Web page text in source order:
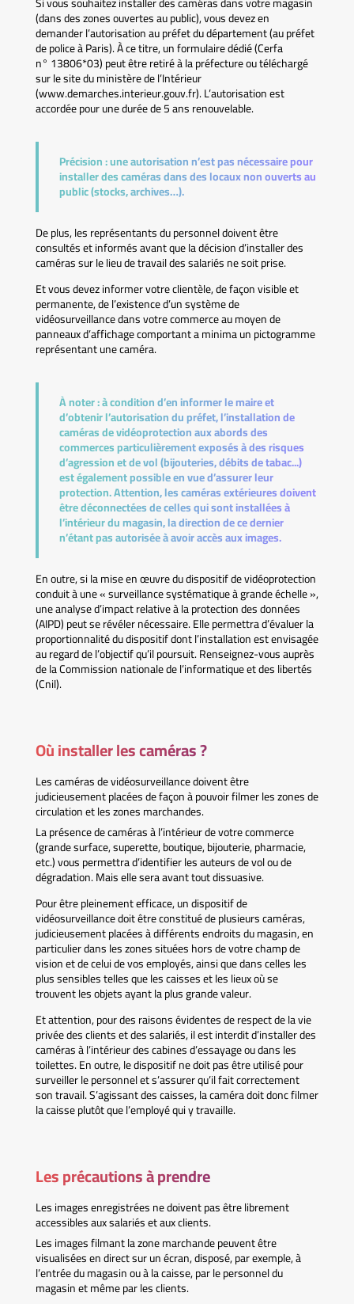
(dans des zones ouvertes au public), vous devez en
demander l’autorisation au préfet du département (au préfet
de police à Paris). À ce titre, un formulaire dédié (Cerfa
n° 13806*03) peut être retiré à la préfecture ou téléchargé
sur le site du ministère de l’Intérieur
(www.demarches.interieur.gouv.fr). L’autorisation est
accordée pour une durée de 5 ans renouvelable.
Précision :une autorisation n’est pas nécessaire pour
installer des caméras dans des locaux non ouverts au
public (stocks, archives…).
De plus, les représentants du personnel doivent être
consultés et informés avant que la décision d’installer des
caméras sur le lieu de travail des salariés ne soit prise.
Et vous devez informer votre clientèle, de façon visible et
permanente, de l’existence d’un système de
vidéosurveillance dans votre commerce au moyen de
panneaux d’affichage comportant a minima un pictogramme
représentant une caméra.
À noter :à condition d’en informer le maire et
d’obtenir l’autorisation du préfet, l’installation de
caméras de vidéoprotection aux abords des
commerces particulièrement exposés à des risques
d’agression et de vol (bijouteries, débits de tabac...)
est également possible en vue d’assurer leur
protection. Attention, les caméras extérieures doivent
être déconnectées de celles qui sont installées à
l’intérieur du magasin, la direction de ce dernier
n’étant pas autorisée à avoir accès aux images.
En outre, si la mise en œuvre du dispositif de vidéoprotection
conduit à une « surveillance systématique à grande échelle »,
une analyse d’impact relative à la protection des données
(AIPD) peut se révéler nécessaire. Elle permettra d’évaluer la
proportionnalité du dispositif dont l’installation est envisagée
au regard de l’objectif qu’il poursuit. Renseignez-vous auprès
de la Commission nationale de l’informatique et des libertés
(Cnil).
Où installer les caméras ?
Les caméras de vidéosurveillance doivent être
judicieusement placées de façon à pouvoir filmer les zones de
circulation et les zones marchandes.
La présence de caméras à l’intérieur de votre commerce
(grande surface, superette, boutique, bijouterie, pharmacie,
etc.) vous permettra d’identifier les auteurs de vol ou de
dégradation. Mais elle sera avant tout dissuasive.
Pour être pleinement efficace, un dispositif de
vidéosurveillance doit être constitué de plusieurs caméras,
judicieusement placées à différents endroits du magasin, en
particulier dans les zones situées hors de votre champ de
vision et de celui de vos employés, ainsi que dans celles les
plus sensibles telles que les caisses et les lieux où se
trouvent les objets ayant la plus grande valeur.
Et attention, pour des raisons évidentes de respect de la vie
privée des clients et des salariés, il est interdit d’installer des
caméras à l’intérieur des cabines d’essayage ou dans les
toilettes. En outre, le dispositif ne doit pas être utilisé pour
surveiller le personnel et s’assurer qu’il fait correctement
son travail. S’agissant des caisses, la caméra doit donc filmer
la caisse plutôt que l’employé qui y travaille.
Les précautions à prendre
Les images enregistrées ne doivent pas être librement
accessibles aux salariés et aux clients.
Les images filmant la zone marchande peuvent être
visualisées en direct sur un écran, disposé, par exemple, à
l’entrée du magasin ou à la caisse, par le personnel du
magasin et même par les clients.